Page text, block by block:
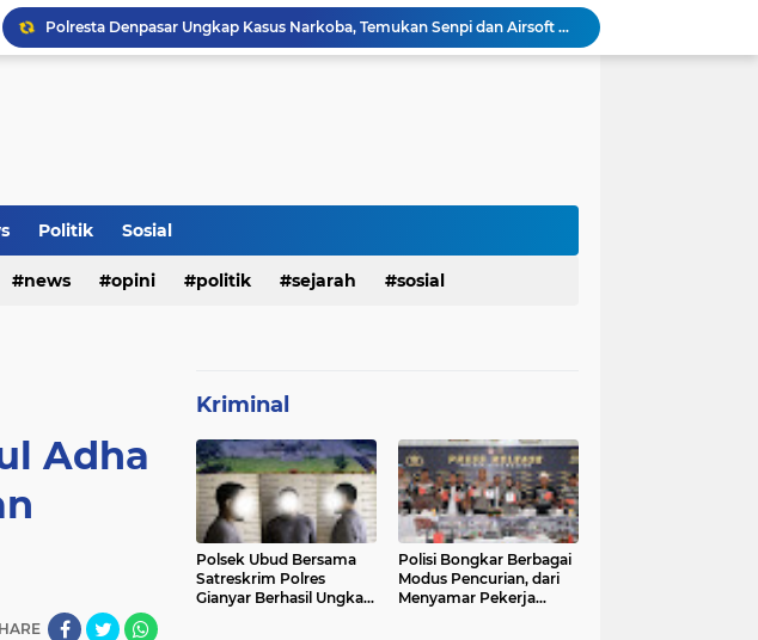
Polresta Denpasar Ungkap Kasus Narkoba, Temukan Senpi dan Airsoft Gun Saat Pengerebekan
Rumah Bapak Sirajudin Masuk Fase Finishing Sebelum Diserahkan
Inilah Tampilan Baru Rumah Bapak Sirajudi Setelah Direnovasi
Politik Sosial
news opini politik sejarah sosial
Adha
Kriminal
Polsek Ubud Bersama
Satreskrim Polres
Gianyar Berhasil Ungkap
Polisi Bongkar Berbagai
Modus Pencurian, dari
Menyamar Pekerja